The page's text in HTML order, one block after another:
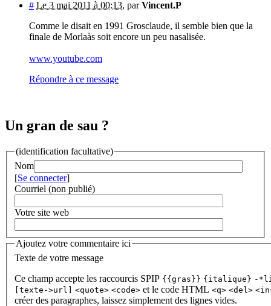
# Le 3 mai 2011 à 00:13, parVincent.P
Comme le disait en 1991 Grosclaude, il semble bien que la
finale de Morlaàs soit encore un peu nasalisée.
www.youtube.com
Répondre à ce message
Un gran de sau ?
(identification facultative)
Nom
[Se connecter]
Courriel (non publié)
Votre site web
Ajoutez votre commentaire ici
Texte de votre message
Ce champ accepte les raccourcis SPIP {{gras}} {italique} -
[texte->url]
<quote> <code> et le code HTML <q> <del>
créer des paragraphes, laissez simplement des lignes vides.